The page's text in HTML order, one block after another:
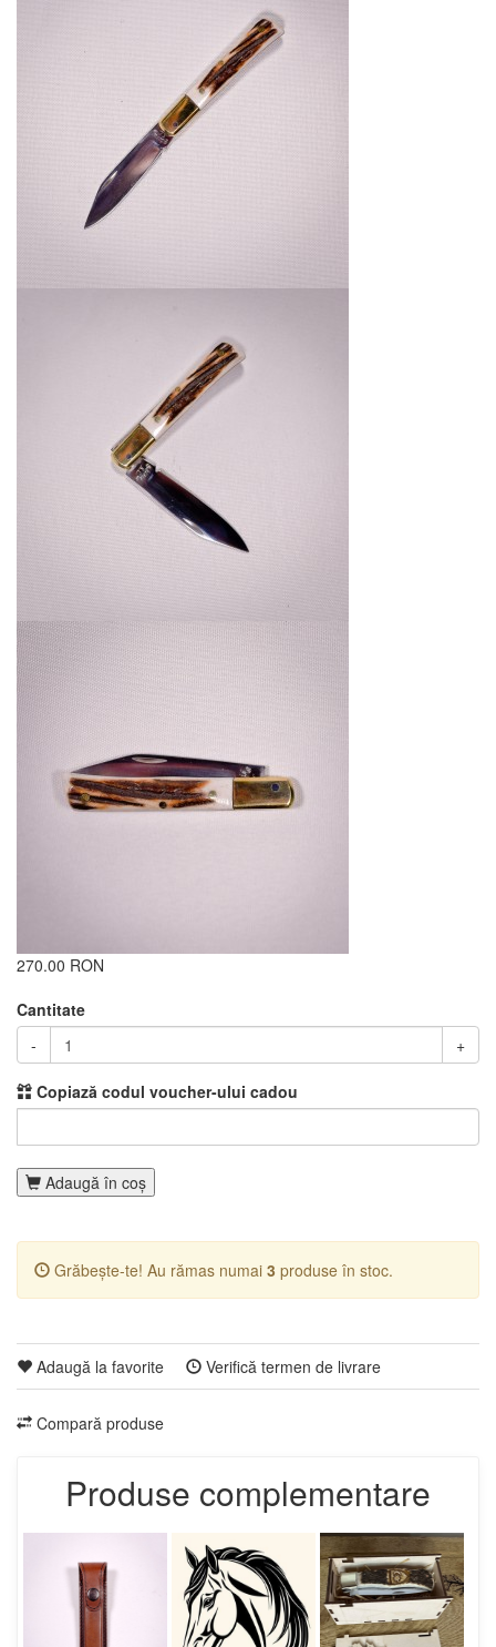
270.00 RON
Cantitate
-
+
Copiază codul voucher-ului cadou
Adaugă în coş
Grăbește-te! Au rămas numai 3 produse în stoc.
Adaugă la favorite Verifică termen de livrare
Compară produse
Produse complementare